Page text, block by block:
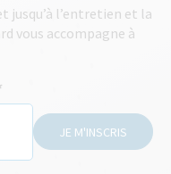
jusqu’à l’entretien et la
vous accompagne à
JE M'INSCRIS